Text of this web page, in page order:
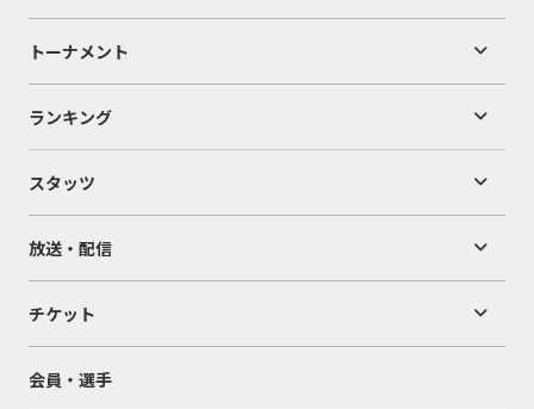
トーナメント
ランキング
スタッツ
放送・配信
チケット
会員・選手